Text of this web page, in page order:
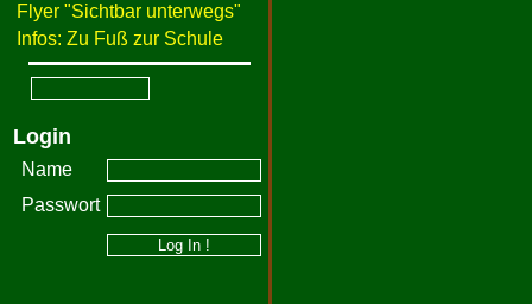
Flyer "Sichtbar unterwegs"
Infos: Zu Fuß zur Schule
Login
Name
Passwort